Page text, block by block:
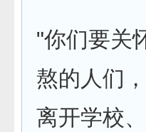
"你们要关
熬的人们
离开学校